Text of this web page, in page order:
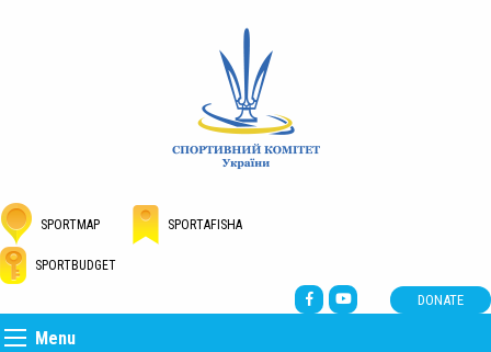
SPORTMAP SPORTAFISHA
SPORTBUDGET
DONATE
Menu